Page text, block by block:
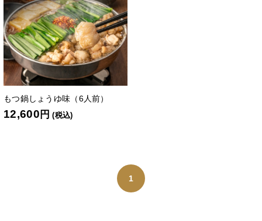
もつ鍋しょうゆ味（6人前）
12,600 円 (税込)
1